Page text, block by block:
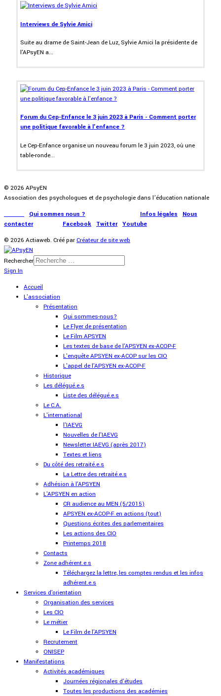
Interviews de Sylvie Amici
Suite au drame de Saint-Jean de Luz, Sylvie Amici la présidente de
l'APsyEN a...
Forum du Cep-Enfance le 3 juin 2023 à Paris - Comment porter
une politique favorable à l'enfance ?
Le Cep-Enfance organise un nouveau forum le 3 juin 2023, où une
table-ronde...
© 2026 APsyEN
Association des psychologues et de psychologie dans l’éducation nationale
Qui sommes nous ? Infos légales
Nous
contacter| Facebook Twitter| Youtube
© 2026 Actiaweb. Créé parCréateur de site web
Rechercher
Sign In
Accueil
L'association
Présentation
Qui sommes-nous?
Le Flyer de présentation
Le Film APSYEN
Les textes de base de l'APSYEN ex-ACOP-F
L'enquête APSYEN ex-ACOP sur les CIO
L'appel de l'APSYEN ex-ACOP-F
Historique
Les délégué.e.s
Liste des délégué.e.s
Le C.A.
L'international
l'IAEVG
Nouvelles de l'IAEVG
Newsletter IAEVG (après 2017)
Textes et liens
Du côté des retraité.e.s
La Lettre des retraité.e.s
Adhésion à l'APSYEN
L'APSYEN en action
CR audience au MEN (5/2015)
APSYEN ex-ACOP-F en actions (tout)
Questions écrites des parlementaires
Les actions des CIO
Printemps 2018
Contacts
Zone adhérent.e.s
Téléchargez la lettre, les comptes rendus et les infos
adhérent.e.s
Services d'orientation
Organisation des services
Les CIO
Le métier
Le Film de l'APSYEN
Recrutement
ONISEP
Manifestations
Activités académiques
Journées régionales d'études
Toutes les productions des académies